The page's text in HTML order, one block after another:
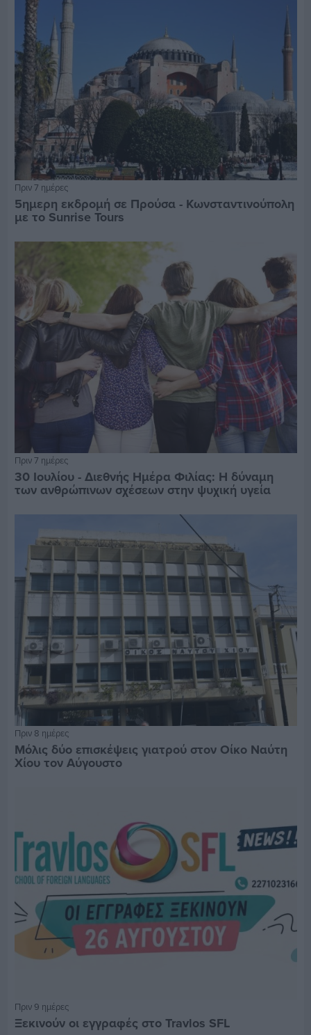
Πριν 7 ημέρες
5ημερη εκδρομή σε Προύσα - Κωνσταντινούπολη
με το Sunrise Tours
Πριν 7 ημέρες
30 Ιουλίου - Διεθνής Ημέρα Φιλίας: Η δύναμη
των ανθρώπινων σχέσεων στην ψυχική υγεία
Πριν 8 ημέρες
Μόλις δύο επισκέψεις γιατρού στον Οίκο Ναύτη
Χίου τον Αύγουστο
Πριν 9 ημέρες
Ξεκινούν οι εγγραφές στο Travlos SFL